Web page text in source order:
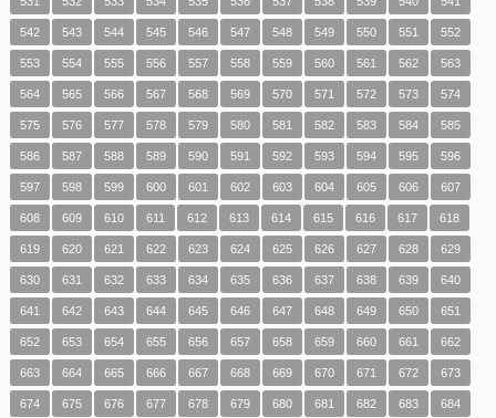
542 543 544 545 546 547 548 549 550 551 552
553 554 555 556 557 558 559 560 561 562 563
564 565 566 567 568 569 570 571 572 573 574
575 576 577 578 579 580 581 582 583 584 585
586 587 588 589 590 591 592 593 594 595 596
597 598 599 600 601 602 603 604 605 606 607
608 609 610 611 612 613 614 615 616 617 618
619 620 621 622 623 624 625 626 627 628 629
630 631 632 633 634 635 636 637 638 639 640
641 642 643 644 645 646 647 648 649 650 651
652 653 654 655 656 657 658 659 660 661 662
663 664 665 666 667 668 669 670 671 672 673
674 675 676 677 678 679 680 681 682 683 684